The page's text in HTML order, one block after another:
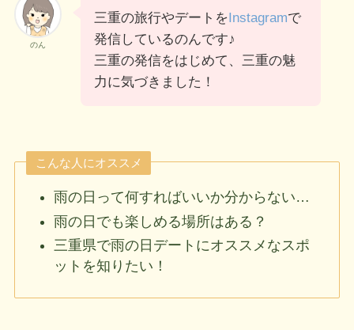
のん
三重の旅行やデートをInstagramで
発信しているのんです♪
三重の発信をはじめて、三重の魅
力に気づきました！
こんな人にオススメ
雨の日って何すればいいか分からない…
雨の日でも楽しめる場所はある？
三重県で雨の日デートにオススメなスポ
ットを知りたい！